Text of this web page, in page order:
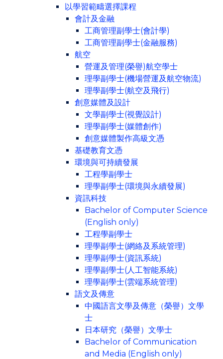
以學習範疇選擇課程
會計及金融
工商管理副學士(會計學)
工商管理副學士(金融服務)
航空
營運及管理(榮譽)航空學士
理學副學士(機場營運及航空物流)
理學副學士(航空及飛行)
創意媒體及設計
文學副學士(視覺設計)
理學副學士(媒體創作)
創意媒體製作高級文憑
基礎教育文憑
環境與可持續發展
工程學副學士
理學副學士(環境與永續發展)
資訊科技
Bachelor of Computer Science
(English only)
工程學副學士
理學副學士(網絡及系統管理)
理學副學士(資訊系統)
理學副學士(人工智能系統)
理學副學士(雲端系統管理)
語文及傳意
中國語言文學及傳意（榮譽）文學
士
日本研究（榮譽）文學士
Bachelor of Communication
and Media (English only)